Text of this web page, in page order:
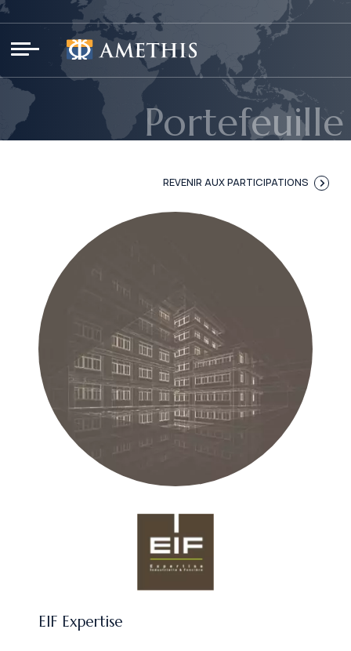
Portefeuille
REVENIR AUX PARTICIPATIONS
EIF Expertise
Panneau de gestion des cookies